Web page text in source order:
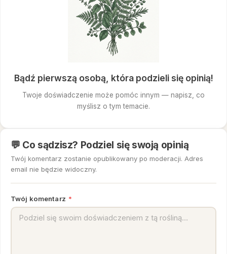
Bądź pierwszą osobą, która podzieli się opinią!
Twoje doświadczenie może pomóc innym — napisz, co
myślisz o tym temacie.
💬 Co sądzisz? Podziel się swoją opinią
Twój komentarz zostanie opublikowany po moderacji. Adres
email nie będzie widoczny.
Twój komentarz *